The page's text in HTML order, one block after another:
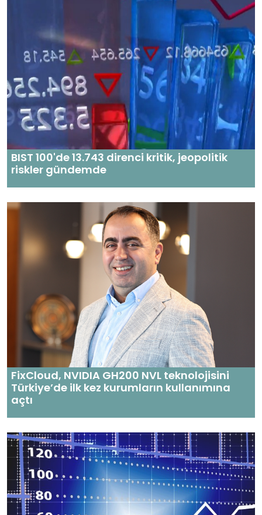
BIST 100'de 13.743 direnci kritik, jeopolitik
riskler gündemde
FixCloud, NVIDIA GH200 NVL teknolojisini
Türkiye’de ilk kez kurumların kullanımına
açtı